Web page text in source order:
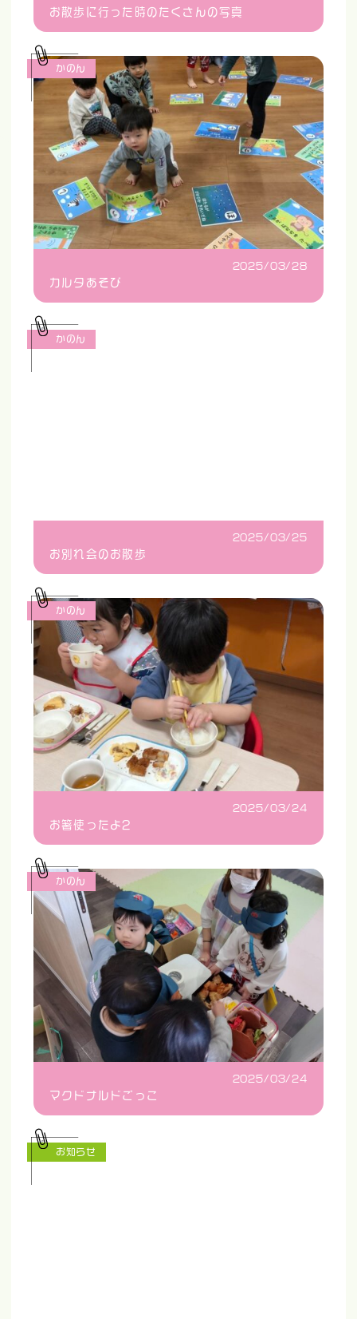
お散歩に行った時のたくさんの写真
2025/03/28
カルタあそび
かのん
2025/03/25
お別れ会のお散歩
かのん
2025/03/24
お箸使ったよ2
かのん
2025/03/24
マクドナルドごっこ
かのん
お知らせ